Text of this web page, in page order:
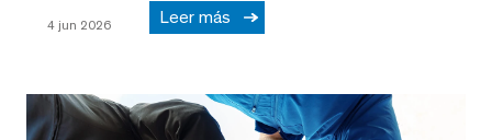
4 jun 2026 Leer más